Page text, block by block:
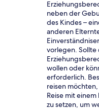
neben der
des Kindes –
anderen
vorlegen.
wollen oder
erforderlich.
reisen
Reise mit
zu setzen, um